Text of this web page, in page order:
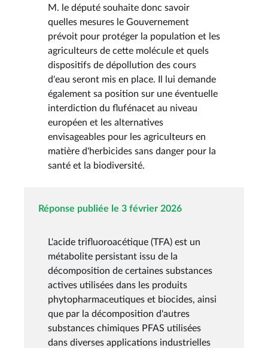
M. le député souhaite donc savoir
quelles mesures le Gouvernement
prévoit pour protéger la population et les
agriculteurs de cette molécule et quels
dispositifs de dépollution des cours
d'eau seront mis en place. Il lui demande
également sa position sur une éventuelle
interdiction du flufénacet au niveau
européen et les alternatives
envisageables pour les agriculteurs en
matière d'herbicides sans danger pour la
santé et la biodiversité.
Réponse publiée le 3 février 2026
L'acide trifluoroacétique (TFA) est un
métabolite persistant issu de la
décomposition de certaines substances
actives utilisées dans les produits
phytopharmaceutiques et biocides, ainsi
que par la décomposition d'autres
substances chimiques PFAS utilisées
dans diverses applications industrielles